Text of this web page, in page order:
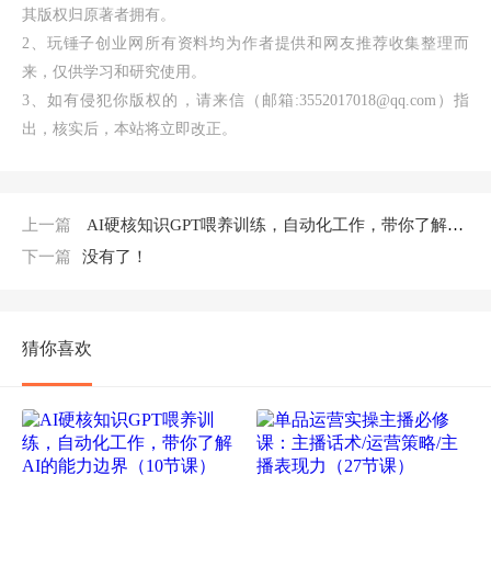
其版权归原著者拥有。
2、玩锤子创业网所有资料均为作者提供和网友推荐收集整理而
来，仅供学习和研究使用。
3、如有侵犯你版权的，请来信（邮箱:3552017018@qq.com）指
出，核实后，本站将立即改正。
上一篇
AI硬核知识GPT喂养训练，自动化工作，带你了解AI的能力边界（10节课）
下一篇
没有了！
猜你喜欢